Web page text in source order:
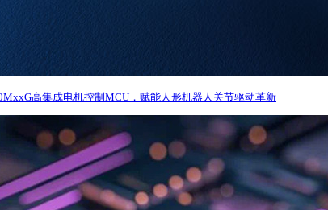
高集成电机控制MCU，赋能人形机器人关节驱动革新